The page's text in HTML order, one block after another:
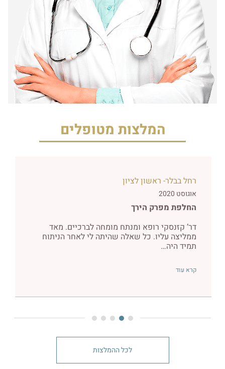
המלצות מטופלים
רחל בבלר- ראשון לציון
אוגוסט 2020
החלפת מפרק הירך
דר’ קזנסקי רופא ומנתח מומחה לברכיים. מאד
ממליצה עליו. כל שאלה שהיתה לי לאחר הניתוח
תמיד היה…
קרא עוד
לכל ההמלצות